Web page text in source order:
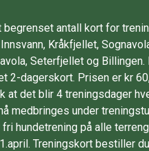
antall kort for
Kråkfjellet,
Seterfjellet og
2-dagerskort. Prisen er kr
at det blir 4 treningsdager
medbringes under
hundetrening på alle
Treningskort bestiller du